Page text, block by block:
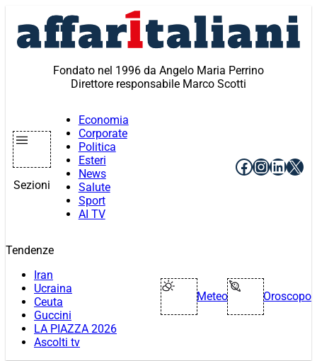
contenuto
Fondato nel 1996 da Angelo Maria Perrino
Direttore responsabile Marco Scotti
Sezioni
Economia
Corporate
Politica
Esteri
News
Salute
Sport
AI TV
Facebook
X
Tendenze
Iran
Ucraina
Ceuta
Guccini
LA PIAZZA 2026
Ascolti tv
Meteo Oroscopo